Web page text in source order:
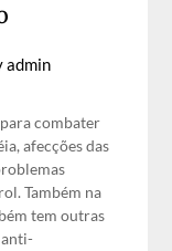
admin
combater
afecções das
Também na
tem outras